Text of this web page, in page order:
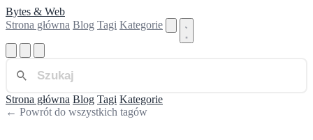
Bytes & Web
Strona główna Blog Tagi Kategorie
Strona główna Blog Tagi Kategorie
← Powrót do wszystkich tagów